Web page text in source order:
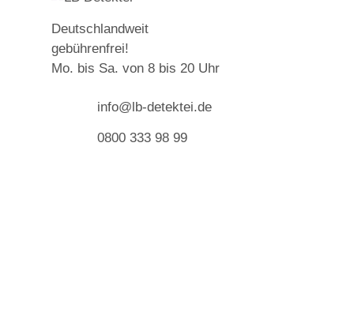
Deutschlandweit
gebührenfrei!
Mo. bis Sa. von 8 bis 20 Uhr
info@lb-detektei.de
0800 333 98 99